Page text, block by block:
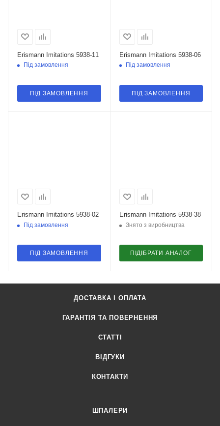
Erismann Imitations 5938-11
Під замовлення
ПІД ЗАМОВЛЕННЯ
Erismann Imitations 5938-06
Під замовлення
ПІД ЗАМОВЛЕННЯ
Erismann Imitations 5938-02
Під замовлення
ПІД ЗАМОВЛЕННЯ
Erismann Imitations 5938-38
Знято з виробництва
ПІДІБРАТИ АНАЛОГ
ДОСТАВКА І ОПЛАТА
ГАРАНТІЯ ТА ПОВЕРНЕННЯ
СТАТТІ
ВІДГУКИ
КОНТАКТИ
ШПАЛЕРИ